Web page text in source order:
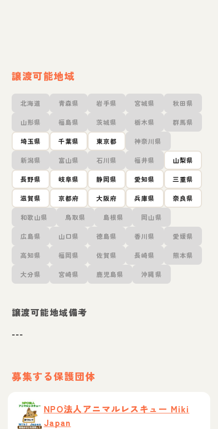
譲渡可能地域
北海道 青森県 岩手県 宮城県 秋田県
山形県 福島県 茨城県 栃木県 群馬県
埼玉県 千葉県 東京都 神奈川県
新潟県 富山県 石川県 福井県 山梨県
長野県 岐阜県 静岡県 愛知県 三重県
滋賀県 京都府 大阪府 兵庫県 奈良県
和歌山県 鳥取県 島根県 岡山県
広島県 山口県 徳島県 香川県 愛媛県
高知県 福岡県 佐賀県 長崎県 熊本県
大分県 宮崎県 鹿児島県 沖縄県
譲渡可能地域備考
---
募集する保護団体
NPO法人アニマルレスキュー Miki
Japan